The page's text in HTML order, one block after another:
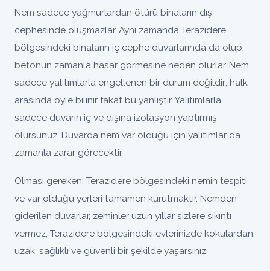
Nem sadece yağmurlardan ötürü binaların dış
cephesinde oluşmazlar. Aynı zamanda Terazidere
bölgesindeki binaların iç cephe duvarlarında da olup,
betonun zamanla hasar görmesine neden olurlar. Nem
sadece yalıtımlarla engellenen bir durum değildir; halk
arasında öyle bilinir fakat bu yanlıştır. Yalıtımlarla,
sadece duvarın iç ve dışına izolasyon yaptırmış
olursunuz. Duvarda nem var olduğu için yalıtımlar da
zamanla zarar görecektir.
Olması gereken; Terazidere bölgesindeki nemin tespiti
ve var olduğu yerleri tamamen kurutmaktır. Nemden
giderilen duvarlar, zeminler uzun yıllar sizlere sıkıntı
vermez, Terazidere bölgesindeki evlerinizde kokulardan
uzak, sağlıklı ve güvenli bir şekilde yaşarsınız.